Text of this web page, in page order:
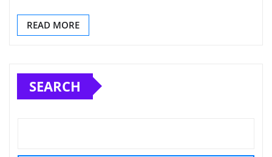
READ MORE
SEARCH